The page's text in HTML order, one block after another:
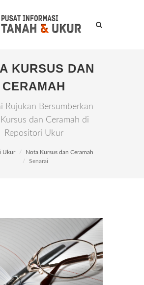
KURSUS DAN
CERAMAH
Rujukan Bersumberkan
dan Ceramah di
Repositori Ukur
Ukur
Nota Kursus dan Ceramah
Senarai